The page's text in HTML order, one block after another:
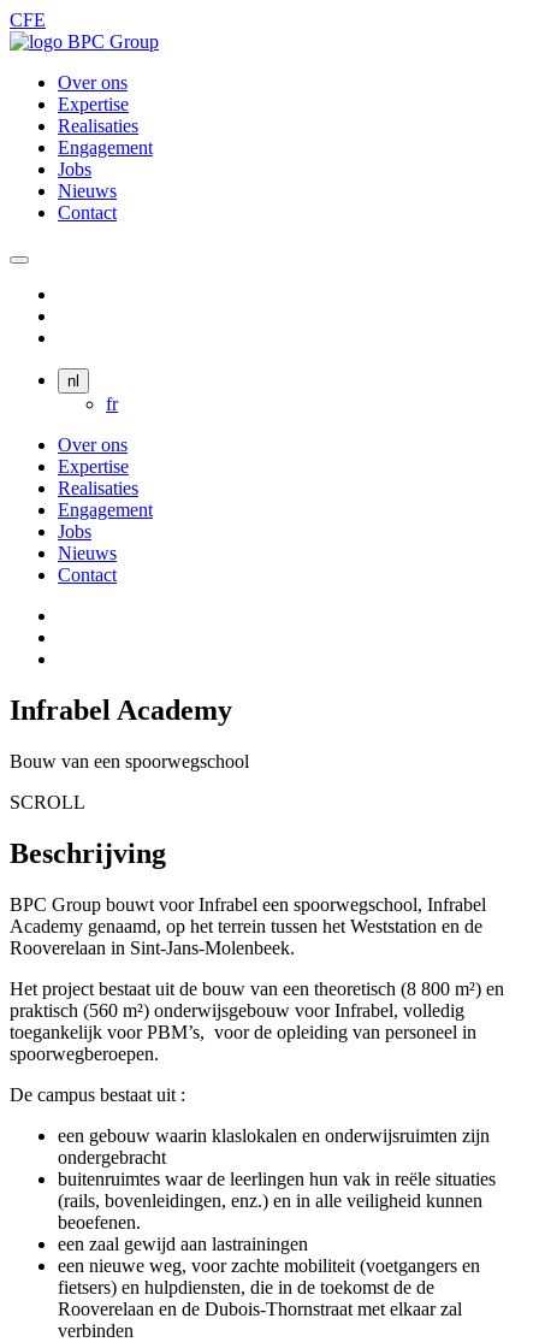
CFE
Over ons
Expertise
Realisaties
Engagement
Jobs
Nieuws
Contact
nl
fr
Over ons
Expertise
Realisaties
Engagement
Jobs
Nieuws
Contact
Infrabel Academy
Bouw van een spoorwegschool
SCROLL
Beschrijving
BPC Group bouwt voor Infrabel een spoorwegschool, Infrabel
Academy genaamd, op het terrein tussen het Weststation en de
Rooverelaan in Sint-Jans-Molenbeek.
Het project bestaat uit de bouw van een theoretisch (8 800 m²) en
praktisch (560 m²) onderwijsgebouw voor Infrabel, volledig
toegankelijk voor PBM’s, voor de opleiding van personeel in
spoorwegberoepen.
De campus bestaat uit :
een gebouw waarin klaslokalen en onderwijsruimten zijn
ondergebracht
buitenruimtes waar de leerlingen hun vak in reële situaties
(rails, bovenleidingen, enz.) en in alle veiligheid kunnen
beoefenen.
een zaal gewijd aan lastrainingen
een nieuwe weg, voor zachte mobiliteit (voetgangers en
fietsers) en hulpdiensten, die in de toekomst de de
Rooverelaan en de Dubois-Thornstraat met elkaar zal
verbinden